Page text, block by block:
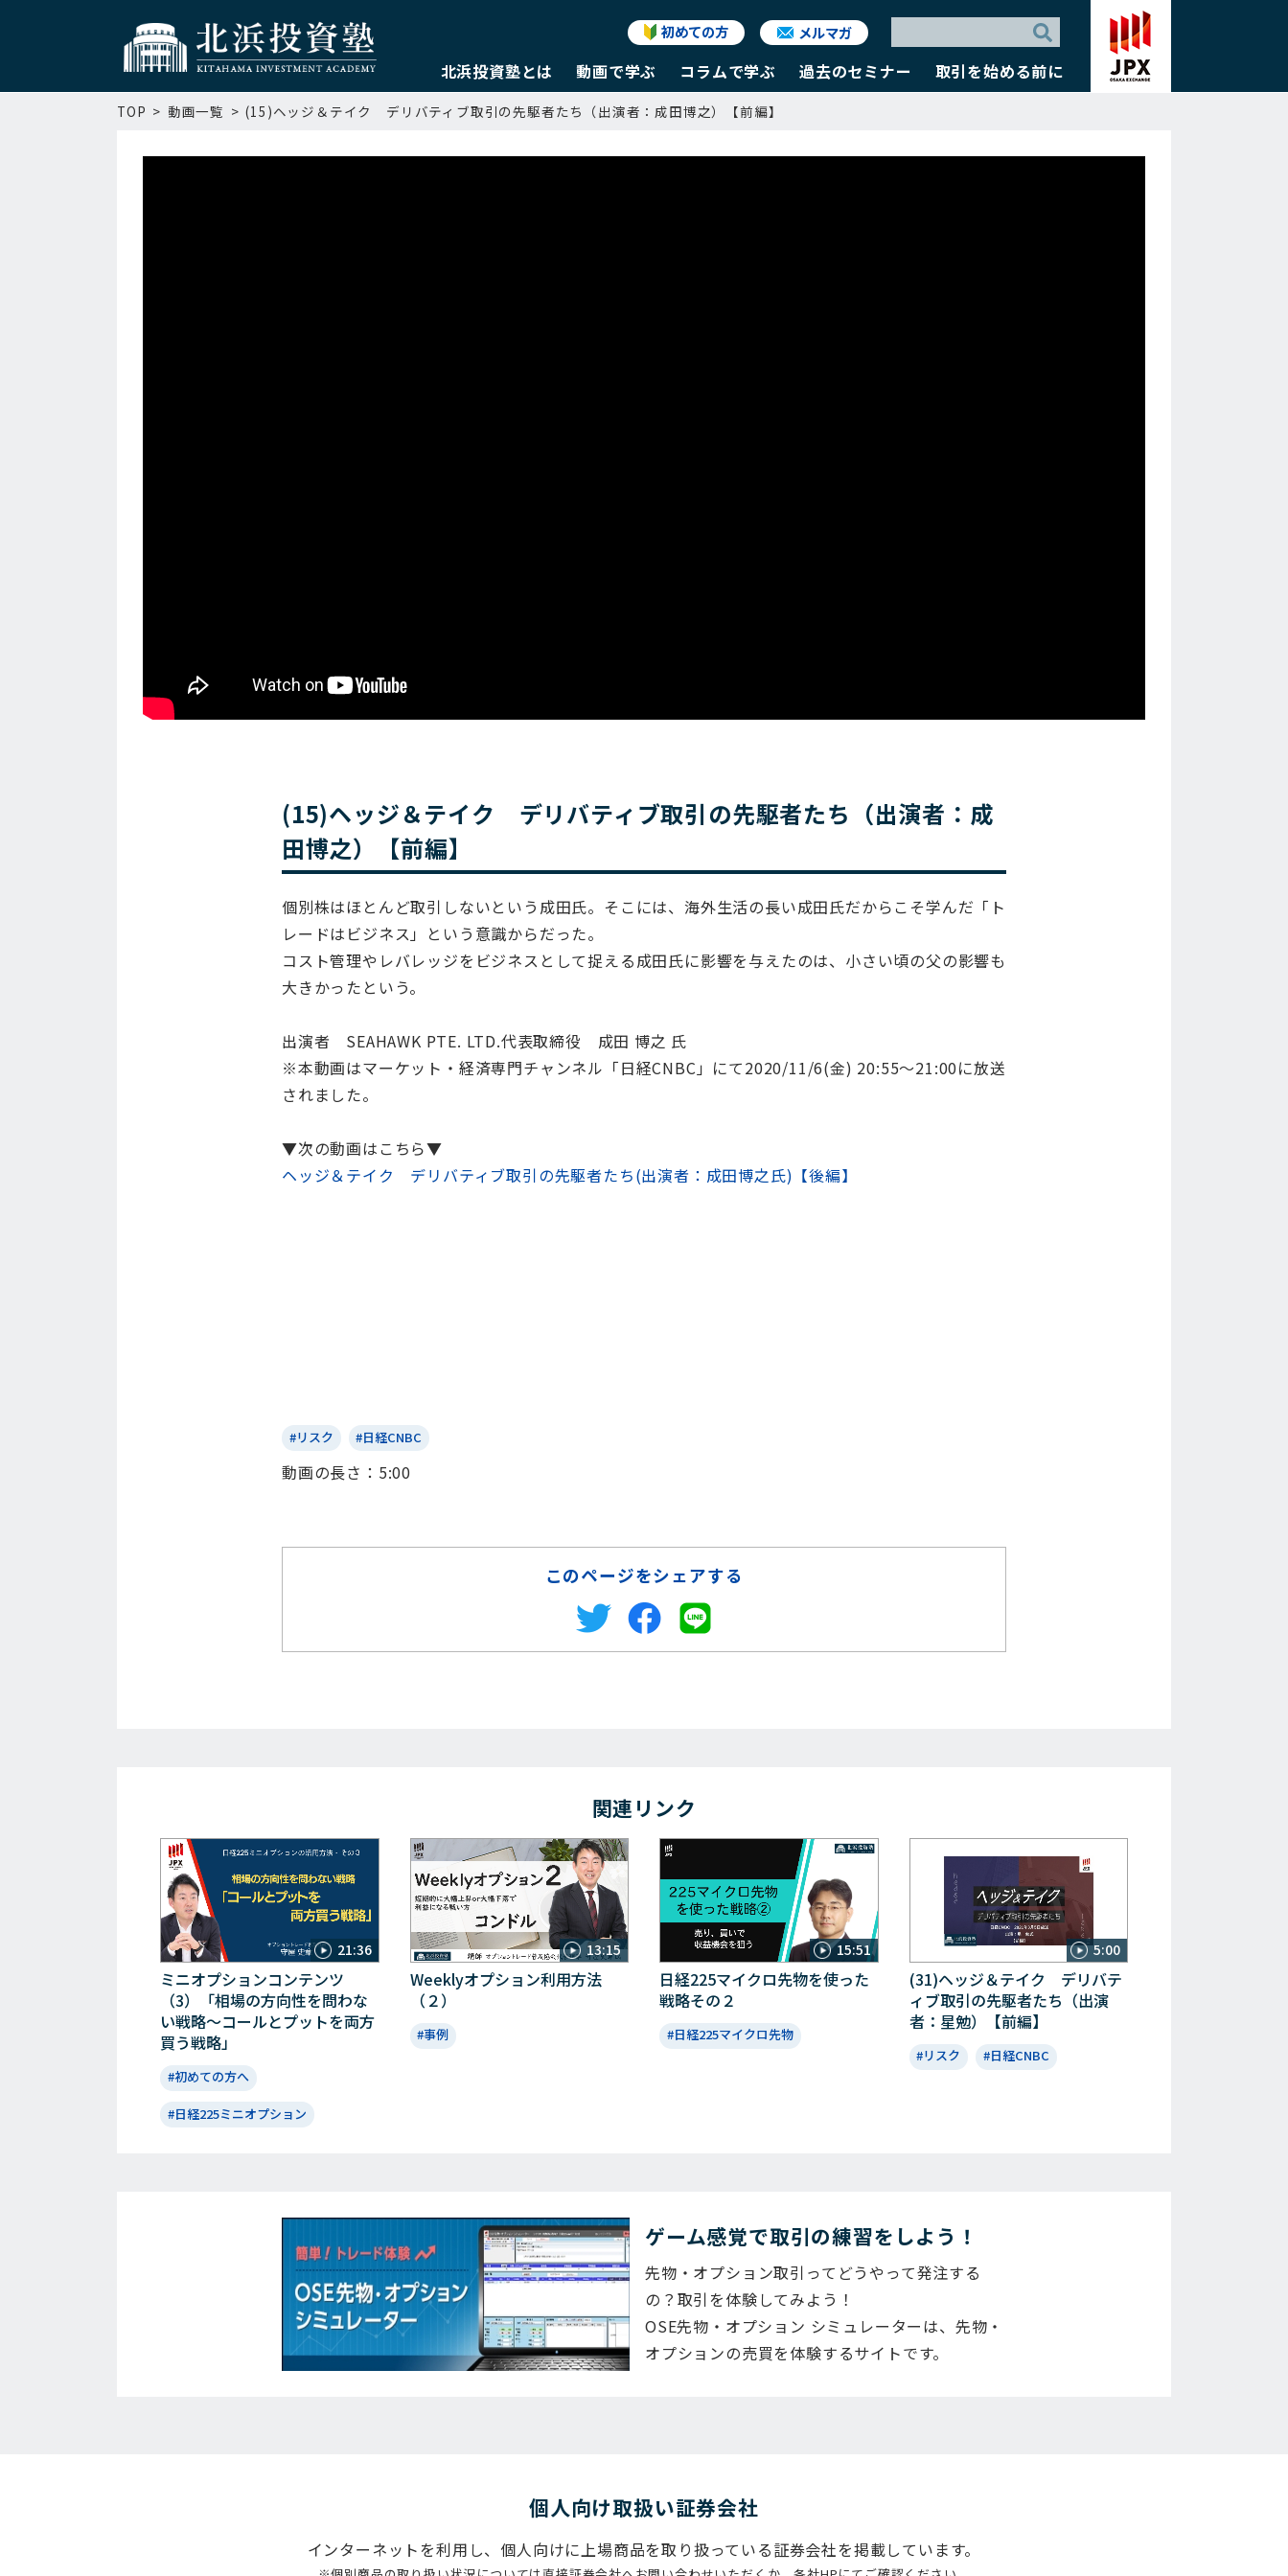
初めての方 メルマガ
北浜投資塾とは 動画で学ぶ コラムで学ぶ 過去のセミナー 取引を始める前に
TOP 動画一覧 (15)ヘッジ＆テイク デリバティブ取引の先駆者たち（出演者：成田博之）【前編】
(15)ヘッジ＆テイク デリバティブ取引の先駆者たち（出演者：成
田博之）【前編】
個別株はほとんど取引しないという成田氏。そこには、海外生活の長い成田氏だからこそ学んだ「ト
レードはビジネス」という意識からだった。
コスト管理やレバレッジをビジネスとして捉える成田氏に影響を与えたのは、小さい頃の父の影響も
大きかったという。
出演者 SEAHAWK PTE. LTD.代表取締役 成田 博之 氏
※本動画はマーケット・経済専門チャンネル「日経CNBC」にて2020/11/6(金) 20:55～21:00に放送
されました。
▼次の動画はこちら▼
ヘッジ＆テイク デリバティブ取引の先駆者たち(出演者：成田博之氏)【後編】
#リスク #日経CNBC
動画の⻑さ：5:00
このページをシェアする
関連リンク
21:36
ミニオプションコンテンツ
（3）「相場の方向性を問わな
い戦略～コールとプットを両方
買う戦略」
#初めての方へ
#日経225ミニオプション
13:15
Weeklyオプション利用方法
（２）
#事例
15:51
日経225マイクロ先物を使った
戦略その２
#日経225マイクロ先物
5:00
(31)ヘッジ＆テイク デリバテ
ィブ取引の先駆者たち（出演
者：星勉）【前編】
#リスク #日経CNBC
ゲーム感覚で取引の練習をしよう！
先物・オプション取引ってどうやって発注する
の？取引を体験してみよう！
OSE先物・オプション シミュレーターは、先物・
オプションの売買を体験するサイトです。
個⼈向け取扱い証券会社
インターネットを利用し、個人向けに上場商品を取り扱っている証券会社を掲載しています。